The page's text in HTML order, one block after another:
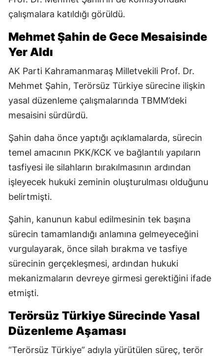
çalışmalara katıldığı görüldü.
Mehmet Şahin de Gece Mesaisinde
Yer Aldı
AK Parti Kahramanmaraş Milletvekili Prof. Dr.
Mehmet Şahin, Terörsüz Türkiye sürecine ilişkin
yasal düzenleme çalışmalarında TBMM’deki
mesaisini sürdürdü.
Şahin daha önce yaptığı açıklamalarda, sürecin
temel amacının PKK/KCK ve bağlantılı yapıların
tasfiyesi ile silahların bırakılmasının ardından
işleyecek hukuki zeminin oluşturulması olduğunu
belirtmişti.
Şahin, kanunun kabul edilmesinin tek başına
sürecin tamamlandığı anlamına gelmeyeceğini
vurgulayarak, önce silah bırakma ve tasfiye
sürecinin gerçekleşmesi, ardından hukuki
mekanizmaların devreye girmesi gerektiğini ifade
etmişti.
Terörsüz Türkiye Sürecinde Yasal
Düzenleme Aşaması
“Terörsüz Türkiye” adıyla yürütülen süreç, terör